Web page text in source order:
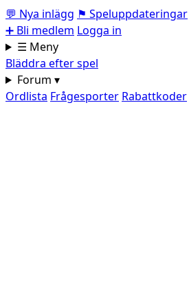
💬 Nya inlägg ⚑ Speluppdateringar
➕ Bli medlem Logga in
☰ Meny
Bläddra efter spel
Forum ▾
Ordlista Frågesporter Rabattkoder